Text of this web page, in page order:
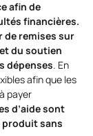
afin de
financières.
de remises sur
du soutien
dépenses. En
afin que les
payer
d’aide sont
sans